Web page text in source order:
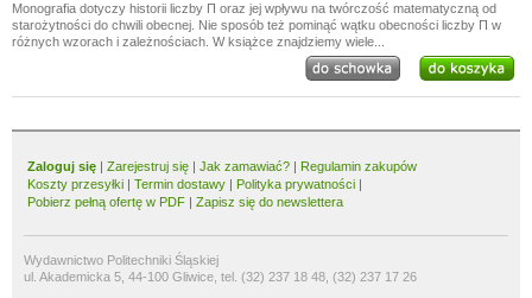
Monografia dotyczy historii liczby Π oraz jej wpływu na twórczość matematyczną od
starożytności do chwili obecnej. Nie sposób też pominąć wątku obecności liczby Π w
różnych wzorach i zależnościach. W książce znajdziemy wiele...
Zaloguj się | Zarejestruj się | Jak zamawiać? | Regulamin zakupów
Koszty przesyłki | Termin dostawy | Polityka prywatności |
Pobierz pełną ofertę w PDF | Zapisz się do newslettera
Wydawnictwo Politechniki Śląskiej
ul. Akademicka 5, 44-100 Gliwice, tel. (32) 237 18 48, (32) 237 17 26